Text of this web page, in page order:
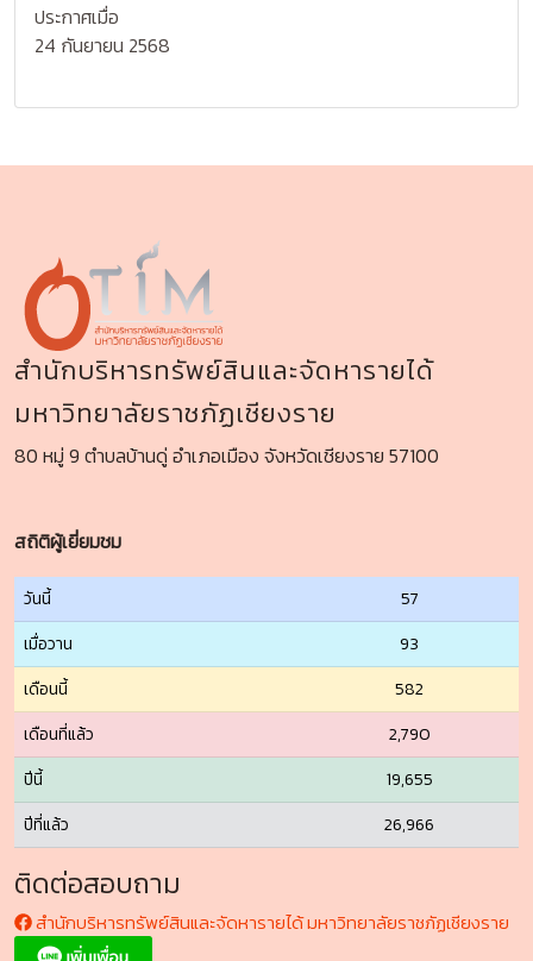
ประกาศเมื่อ
24 กันยายน 2568
สำนักบริหารทรัพย์สินและจัดหารายได้
มหาวิทยาลัยราชภัฏเชียงราย
80 หมู่ 9 ตำบลบ้านดู่ อำเภอเมือง จังหวัดเชียงราย 57100
สถิติผู้เยี่ยมชม
วันนี้
57
เมื่อวาน
93
เดือนนี้
582
เดือนที่แล้ว
2,790
ปีนี้
19,655
ปีที่แล้ว
26,966
ติดต่อสอบถาม
สำนักบริหารทรัพย์สินและจัดหารายได้ มหาวิทยาลัยราชภัฏเชียงราย